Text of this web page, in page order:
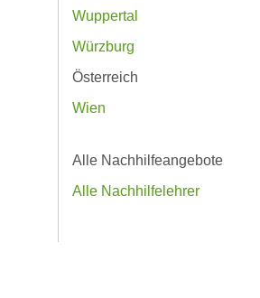
Wuppertal
Würzburg
Österreich
Wien
Alle Nachhilfeangebote
Alle Nachhilfelehrer